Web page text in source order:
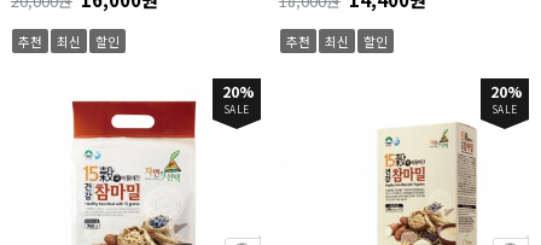
좋은 원료만을 사용하여 안심하고 드실 수
있습니다. 보존제, 첨가물이 없는 건강한
한끼입니다. 엔초이스만의 기술을 이용하
여 가마솥에서 갓만든 것 같은 최상의 맛을
구현합니다.
추천 최신 할인
료만을 사용하여 안심하고 드실 수 있습니
다. 엔초이스만의 기술을 이용하여 가마솥
에서 갓만든 것 같은 최상의 맛을 구현합니
추천 최신 할인
20%
SALE
20%
SALE